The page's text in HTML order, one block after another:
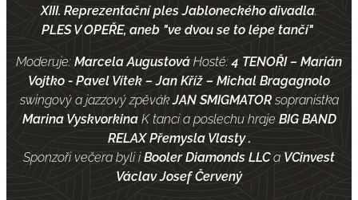
XIII. Reprezentační ples Jabloneckého divadla.
PLES V OPEŘE, aneb "ve dvou se to lépe tančí"
Moderuje: Marcela AugustováHosté:4 TENOŘI – Marián
Vojtko - Pavel Vítek – Jan Kříž – Michal Bragagnolo
swingový a jazzový zpěvákJAN SMIGMATOR sopranistka
Marina VyskvorkinaK tanci a poslechu hraje BIG BAND
RELAX Přemysla Vlasty .
Sponzoři večera byli iBooler Diamonds LLCaVCinvest
Václav Josef Červený